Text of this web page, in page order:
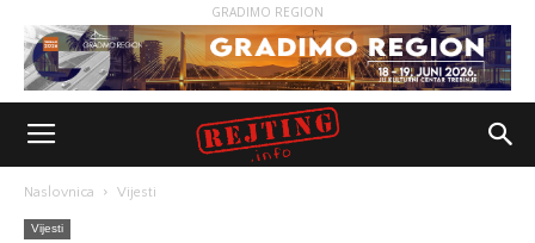
GRADIMO REGION
Naslovnica Vijesti
Vijesti